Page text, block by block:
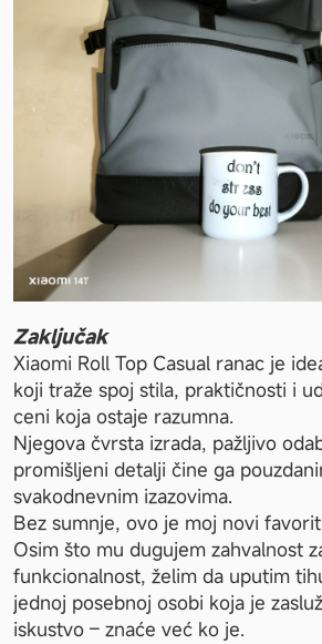
Zaključak
Xiaomi Roll Top Casual ranac je
koji traže spoj stila, praktičnosti i
ceni koja ostaje razumna.
Njegova čvrsta izrada, pažljivo
promišljeni detalji čine ga
svakodnevnim izazovima.
Bez sumnje, ovo je moj novi
Osim što mu dugujem zahvalnost
funkcionalnost, želim da uputim
jednoj posebnoj osobi koja je
iskustvo – znaće već ko je.